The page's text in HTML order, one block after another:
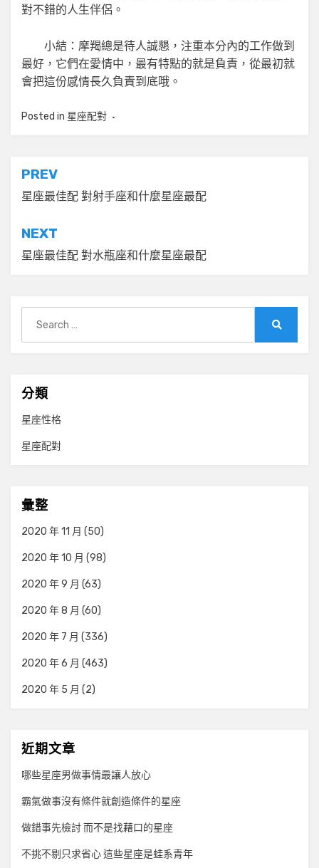
對不錯的人生伴侶。
小結：摩羯總是待人誠懇，注重本分內的工作做到
最好，它們在愛情中，最有特點的就是負責，從最初就
會把這份感情長久負責到底哦。
Posted in 星座配對
文
章
導
覽
PREV
星座最佳配 對射手座和什麼星座最配
NEXT
星座最佳配 對水瓶座和什麼星座最配
for:
分類
星座性格
星座配對
彙整
2020 年 11 月 (50)
2020 年 10 月 (98)
2020 年 9 月 (63)
2020 年 8 月 (60)
2020 年 7 月 (336)
2020 年 6 月 (463)
2020 年 5 月 (2)
近期文章
哪些星座男做事情最讓人放心
霸氣做事沒有條件就創造條件的星座
做錯事先檢討 而不是找藉口的星座
不挑不剔只求省心 這些星座是蛙系青年